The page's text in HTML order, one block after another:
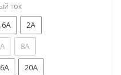
ток
2А
8А
20А